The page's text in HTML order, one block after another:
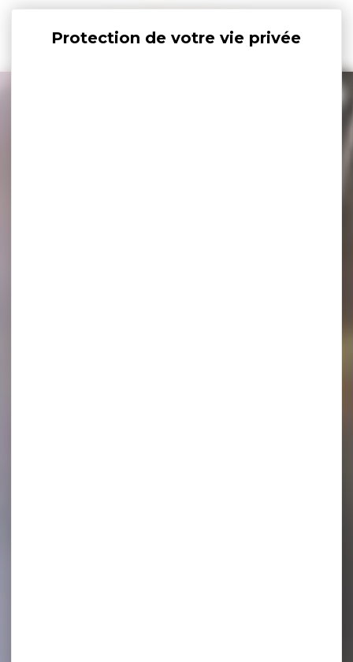
Panneau de gestion des cookies